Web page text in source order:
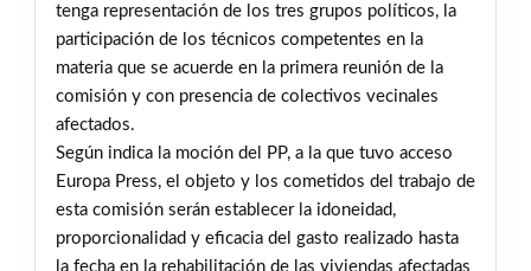
tenga representación de los tres grupos políticos, la
participación de los técnicos competentes en la
materia que se acuerde en la primera reunión de la
comisión y con presencia de colectivos vecinales
afectados.
Según indica la moción del PP, a la que tuvo acceso
Europa Press, el objeto y los cometidos del trabajo de
esta comisión serán establecer la idoneidad,
proporcionalidad y eficacia del gasto realizado hasta
la fecha en la rehabilitación de las viviendas afectadas